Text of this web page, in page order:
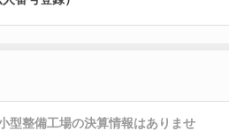
型整備工場の決算情報はありませ